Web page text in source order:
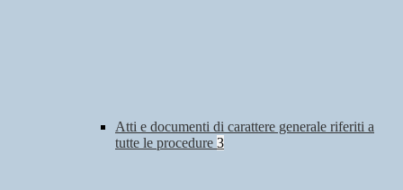
Atti e documenti di carattere generale riferiti a
tutte le procedure 3